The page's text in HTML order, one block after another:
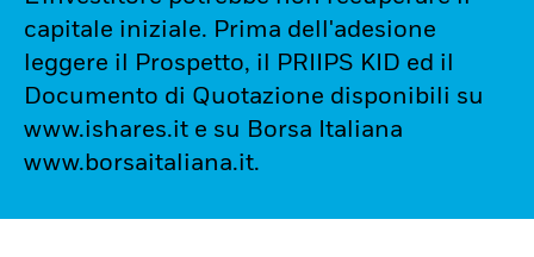
capitale iniziale. Prima dell'adesione
leggere il Prospetto, il PRIIPS KID ed il
Documento di Quotazione disponibili su
www.ishares.it e su Borsa Italiana
www.borsaitaliana.it.